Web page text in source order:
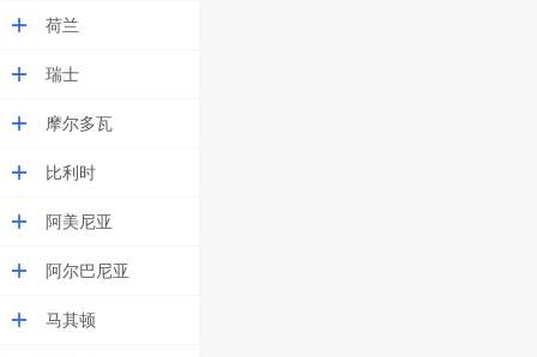
荷兰
瑞士
摩尔多瓦
比利时
阿美尼亚
阿尔巴尼亚
马其顿